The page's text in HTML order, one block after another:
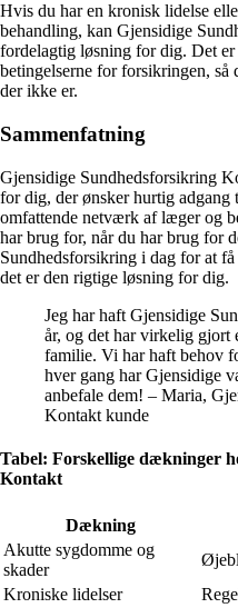
Hvis du har en kronisk lidelse
behandling, kan Gjensidige
fordelagtig løsning for dig. Det
betingelserne for forsikringen,
der ikke er.
Sammenfatning
Gjensidige Sundhedsforsikring
for dig, der ønsker hurtig adgang
omfattende netværk af læger og
har brug for, når du har brug for
Sundhedsforsikring i dag for at
det er den rigtige løsning for dig.
Jeg har haft Gjensidige
år, og det har virkelig gjort
familie. Vi har haft behov
hver gang har Gjensidige
anbefale dem! – Maria,
Kontakt kunde
Tabel: Forskellige dækninger
Kontakt
Dækning
Akutte sygdomme og
skader
Kroniske lidelser